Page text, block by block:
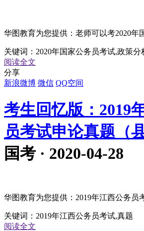
华图教育为您提供：老师可以考2020年
关键词： 2020年国家公务员考试,政策分
阅读全文
分享
新浪微博 微信 QQ空间
考生回忆版：2019
员考试申论真题（
国考 · 2020-04-28
华图教育为您提供：2019年江西公务员
关键词： 2019年江西公务员考试,真题
阅读全文